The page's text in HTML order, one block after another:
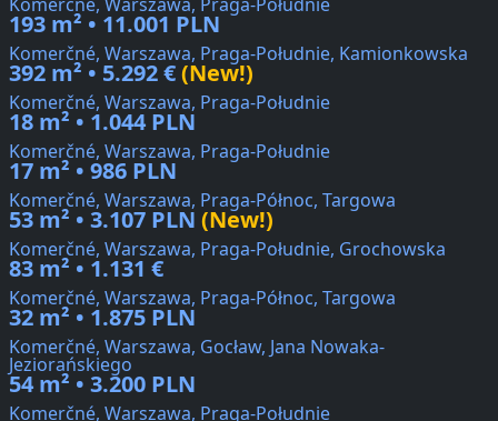
193 m² • 11.001 PLN
Komerčné, Warszawa, Praga-Południe, Kamionkowska
392 m² • 5.292 €(New!)
Komerčné, Warszawa, Praga-Południe
18 m² • 1.044 PLN
Komerčné, Warszawa, Praga-Południe
17 m² • 986 PLN
Komerčné, Warszawa, Praga-Północ, Targowa
53 m² • 3.107 PLN (New!)
Komerčné, Warszawa, Praga-Południe, Grochowska
83 m² • 1.131 €
Komerčné, Warszawa, Praga-Północ, Targowa
32 m² • 1.875 PLN
Komerčné, Warszawa, Gocław, Jana Nowaka-
Jeziorańskiego
54 m² • 3.200 PLN
Komerčné, Warszawa, Praga-Południe